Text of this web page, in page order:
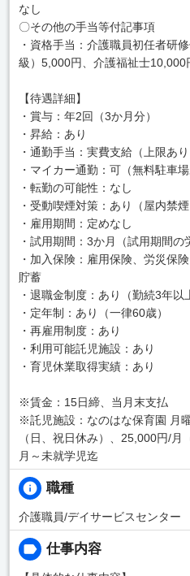
なし
〇その他の手当等付記事項
・資格手当：介護職員初任者研
級）5,000円、介護福祉士10,000
【待遇詳細】
・賞与：年2回（3か月分）
・昇給：あり
・通勤手当：実費支給（上限あ
・マイカー通勤：可（無料駐車場
・転勤の可能性：なし
・受動喫煙対策：あり（屋内禁煙
・雇用期間：定めなし
・試用期間：3か月（試用期間の
・加入保険：雇用保険、労災保
貯蓄
・退職金制度：あり（勤続3年以
・定年制：あり（一律60歳）
・再雇用制度：あり
・利用可能託児施設：あり
・育児休業取得実績：あり
※賃金：15日締、当月末支払
※託児施設：なのはな保育園 月
（日、祝日休み）、25,000円/
月～未就学児迄
職種
介護職員/デイサービスセンター
仕事内容